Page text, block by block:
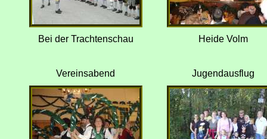
Bei der Trachtenschau Heide Volm
Vereinsabend Jugendausflug